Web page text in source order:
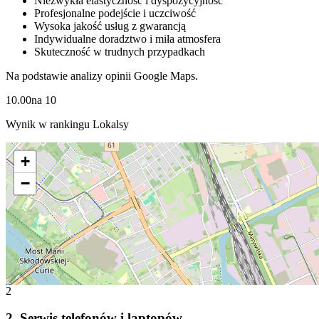
Profesjonalne podejście i uczciwość
Wysoka jakość usług z gwarancją
Indywidualne doradztwo i miła atmosfera
Skuteczność w trudnych przypadkach
Na podstawie analizy opinii Google Maps.
10.00na 10
Wynik w rankingu Lokalsy
+
−
2